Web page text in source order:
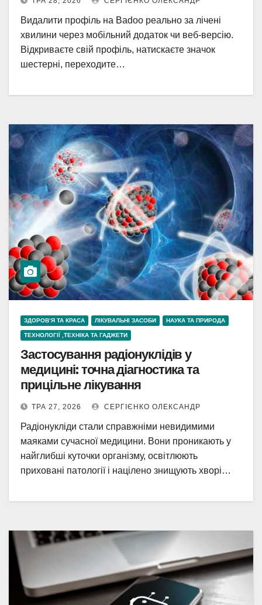
Видалити профіль на Badoo реально за лічені
хвилини через мобільний додаток чи веб-версію.
Відкриваєте свій профіль, натискаєте значок
шестерні, переходите…
ЗДОРОВ’Я ТА КРАСА ЛІКУВАЛЬНІ ЗАСОБИ НАУКА ТА ПРИРОДА
ТЕХНОЛОГІЇ ,ТЕХНІКА ТА ГАДЖЕТИ
Застосування радіонуклідів у
медицині: точна діагностика та
прицільне лікування
ТРА 27, 2026 СЕРГІЄНКО ОЛЕКСАНДР
Радіонукліди стали справжніми невидимими
маяками сучасної медицини. Вони проникають у
найглибші куточки організму, освітлюють
приховані патології і націлено знищують хворі…